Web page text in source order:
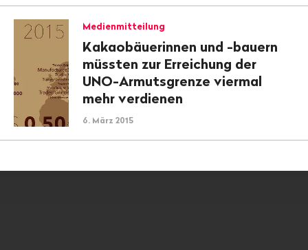
Medienmitteilung
Kakaobäuerinnen und -bauern
müssten zur Erreichung der
UNO-Armutsgrenze viermal
mehr verdienen
6. März 2015